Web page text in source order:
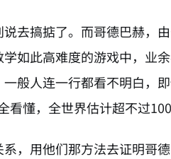
去搞掂了。而哥德巴赫，
如此高难度的游戏中，业
般人连一行都看不明白，
懂，全世界估计超不过
，用他们那方法去证明哥